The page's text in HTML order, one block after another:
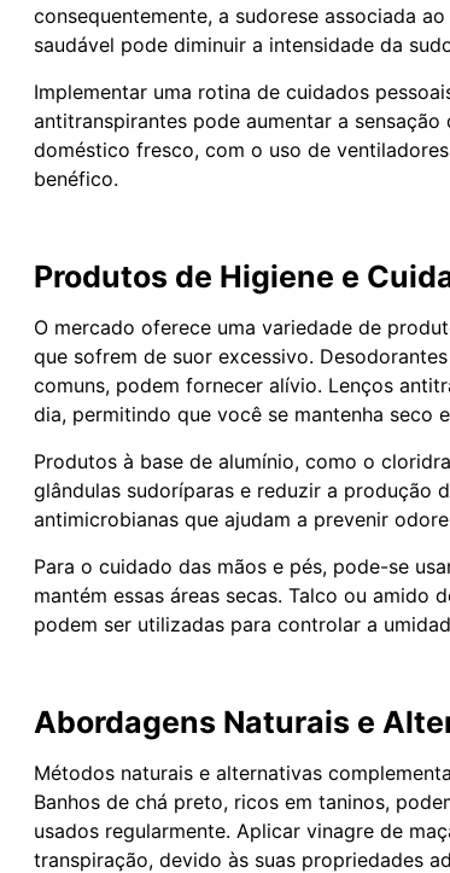
consequentemente, a sudorese associada
saudável pode diminuir a intensidade da
Implementar uma rotina de cuidados
antitranspirantes pode aumentar a
doméstico fresco, com o uso de
benéfico.
Produtos de Higiene e
O mercado oferece uma variedade de
que sofrem de suor excessivo.
comuns, podem fornecer alívio. Lenços
dia, permitindo que você se mantenha seco
Produtos à base de alumínio, como o
glândulas sudoríparas e reduzir a produção
antimicrobianas que ajudam a prevenir
Para o cuidado das mãos e pés, pode-se
mantém essas áreas secas. Talco ou amido
podem ser utilizadas para controlar a
Abordagens Naturais e
Métodos naturais e alternativas
Banhos de chá preto, ricos em taninos,
usados regularmente. Aplicar vinagre de
transpiração, devido às suas propriedades